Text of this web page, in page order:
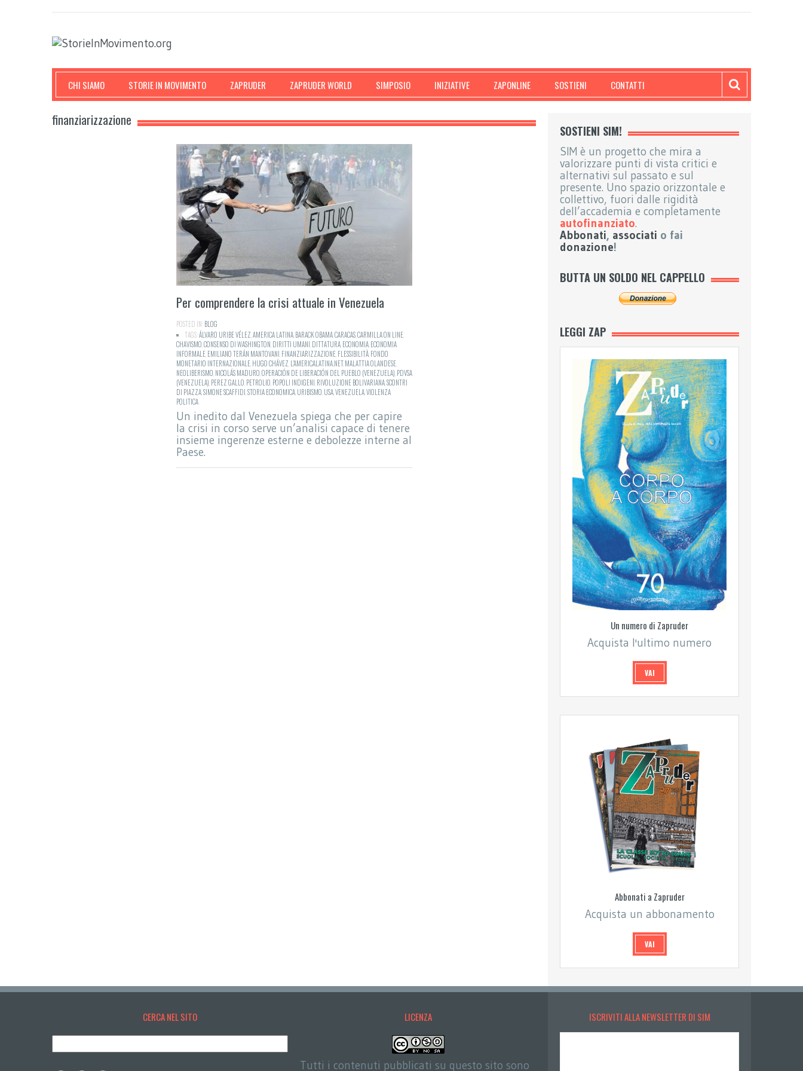
CHI SIAMO STORIE IN MOVIMENTO ZAPRUDER ZAPRUDER WORLD SIMPOSIO INIZIATIVE ZAPONLINE SOSTIENI CONTATTI
finanziarizzazione
Per comprendere la crisi attuale in Venezuela
POSTED IN:BLOG
TAGS:ÁLVARO URIBE VÉLEZ AMERICA LATINA, BARACK OBAMA,CARACAS,CARMILLA ON LINE,
CHAVISMO CONSENSO DI WASHINGTON DIRITTI UMANI DITTATURA, ECONOMIA, ECONOMIA
INFORMALE, EMILIANO TERÁN MANTOVANI FINANZIARIZZAZIONE, FLESSIBILITÀ, FONDO
MONETARIO INTERNAZIONALE, HUGO CHÁVEZ L'AMERICALATINA.NET,MALATTIA OLANDESE,
NEOLIBERISMO NICOLÁS MADURO OPERACIÓN DE LIBERACIÓN DEL PUEBLO (VENEZUELA) PDVSA
(VENEZUELA) PEREZ GALLO PETROLIO POPOLI INDIGENI RIVOLUZIONE BOLIVARIANA,SCONTRI
DI PIAZZA,SIMONE SCAFFIDI STORIA ECONOMICA, URIBISMO USA,VENEZUELA,VIOLENZA
POLITICA
Un inedito dal Venezuela spiega che per capire
la crisi in corso serve un’analisi capace di tenere
insieme ingerenze esterne e debolezze interne al
Paese.
SOSTIENI SIM!
SIM è un progetto che mira a
valorizzare punti di vista critici e
alternativi sul passato e sul
presente. Uno spazio orizzontale e
collettivo, fuori dalle rigidità
dell’accademia e completamente
autofinanziato.
Abbonati, associati o fai
donazione!
BUTTA UN SOLDO NEL CAPPELLO
LEGGI ZAP
Un numero di Zapruder
Acquista l'ultimo numero
VAI
Abbonati a Zapruder
Acquista un abbonamento
VAI
CERCA NEL SITO LICENZA
Tutti i contenuti pubblicati su questo sito sono
ISCRIVITI ALLA NEWSLETTER DI SIM